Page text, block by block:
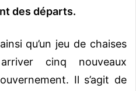
des départs.
qu’un jeu de chaises
cinq nouveaux
Il s’agit de